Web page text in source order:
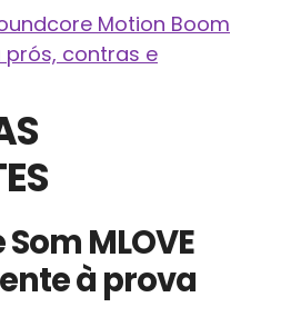
Motion Boom
prós, contras e
Som MLOVE
à prova